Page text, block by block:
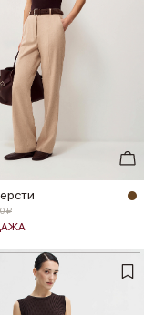
₽